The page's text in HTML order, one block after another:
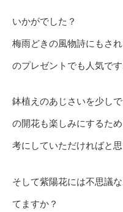
いかがでした？
梅雨どきの風物詩にもさ
のプレゼントでも人気です
鉢植えのあじさいを少し
の開花も楽しみにするた
考にしていただければと思
そして紫陽花には不思議
てますか？